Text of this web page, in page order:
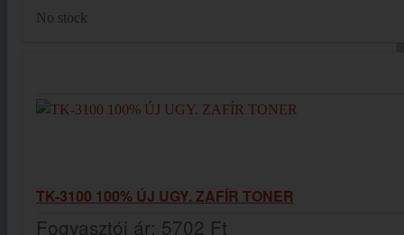
No stock
TK-3100 100% ÚJ UGY. ZAFÍR TONER
Fogyasztói ár: 5702 Ft